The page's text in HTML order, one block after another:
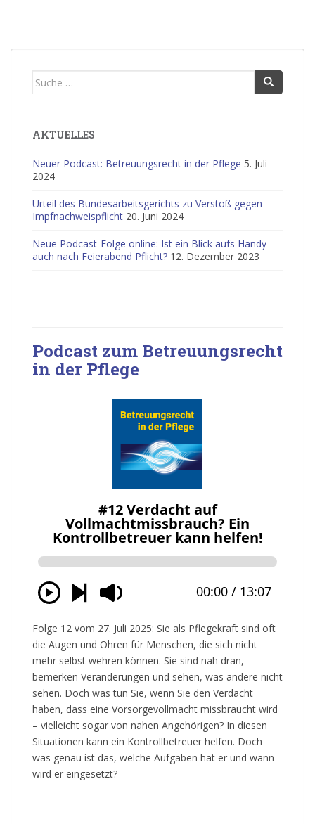
Suche
AKTUELLES
Neuer Podcast: Betreuungsrecht in der Pflege 5. Juli
2024
Urteil des Bundesarbeitsgerichts zu Verstoß gegen
Impfnachweispflicht 20. Juni 2024
Neue Podcast-Folge online: Ist ein Blick aufs Handy
auch nach Feierabend Pflicht? 12. Dezember 2023
Podcast zum Betreuungsrecht
in der Pflege
Folge 12 vom 27. Juli 2025: Sie als Pflegekraft sind oft
die Augen und Ohren für Menschen, die sich nicht
mehr selbst wehren können. Sie sind nah dran,
bemerken Veränderungen und sehen, was andere nicht
sehen. Doch was tun Sie, wenn Sie den Verdacht
haben, dass eine Vorsorgevollmacht missbraucht wird
– vielleicht sogar von nahen Angehörigen? In diesen
Situationen kann ein Kontrollbetreuer helfen. Doch
was genau ist das, welche Aufgaben hat er und wann
wird er eingesetzt?